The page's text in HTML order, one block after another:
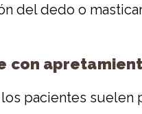
del dedo o
con
pacientes suelen